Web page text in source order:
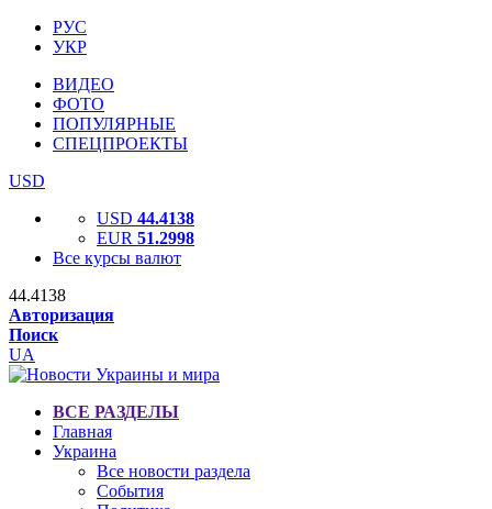
РУС
УКР
ВИДЕО
ФОТО
ПОПУЛЯРНЫЕ
СПЕЦПРОЕКТЫ
USD
USD 44.4138
EUR 51.2998
Все курсы валют
44.4138
Авторизация
Поиск
UA
ВСЕ РАЗДЕЛЫ
Главная
Украина
Все новости раздела
События